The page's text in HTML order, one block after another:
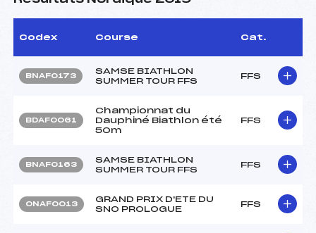
Codex Course Cat.
BNAF0173
SAMSE BIATHLON
SUMMER TOUR FFS
FFS
BDAF0061
Championnat du
Dauphiné Biathlon été
50m
FFS
BNAF0163
SAMSE BIATHLON
SUMMER TOUR FFS
FFS
ONAF0013
GRAND PRIX D'ETE DU
SNO PROLOGUE
FFS